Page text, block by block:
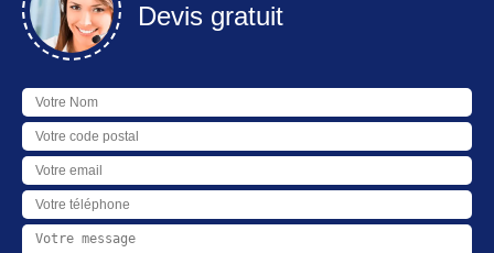
Devis gratuit